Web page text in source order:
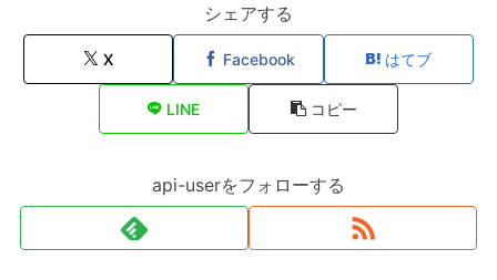
シェアする
X Facebook はてブ
LINE コピー
api-userをフォローする